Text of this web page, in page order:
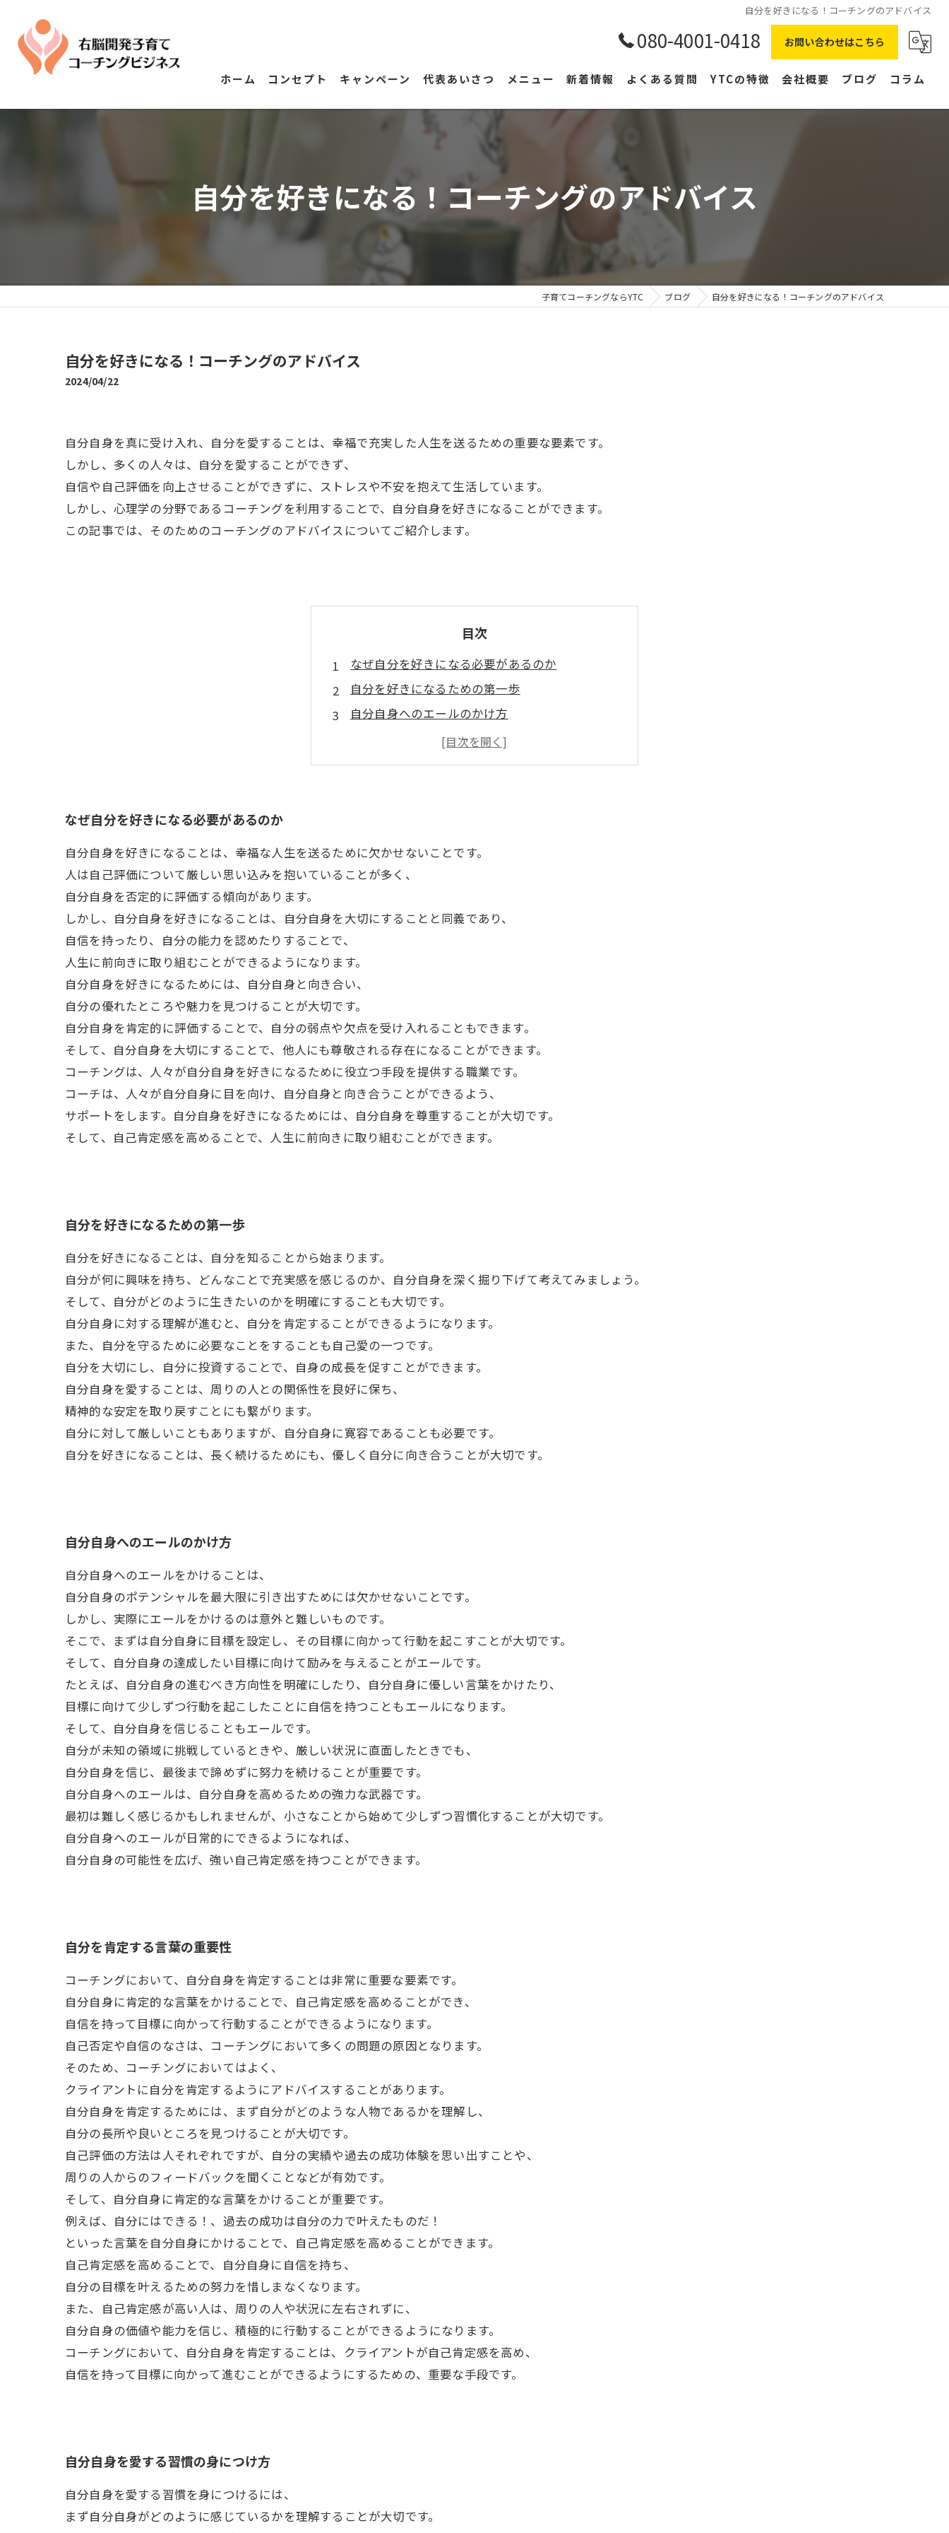
自分を好きになる！コーチングのアドバイス
080-4001-0418 お問い合わせはこちら
ホーム コンセプト キャンペーン 代表あいさつ メニュー 新着情報 よくある質問 YTCの特徴
副業
右脳
会社概要 ブログ コラム
自分を好きになる！コーチングのアドバイス
子育てコーチングならYTC ブログ 自分を好きになる！コーチングのアドバイス
自分を好きになる！コーチングのアドバイス
2024/04/22
自分自身を真に受け入れ、自分を愛することは、幸福で充実した人生を送るための重要な要素です。
しかし、多くの人々は、自分を愛することができず、
自信や自己評価を向上させることができずに、ストレスや不安を抱えて生活しています。
しかし、心理学の分野であるコーチングを利用することで、自分自身を好きになることができます。
この記事では、そのためのコーチングのアドバイスについてご紹介します。
目次
なぜ自分を好きになる必要があるのか
自分を好きになるための第一歩
自分自身へのエールのかけ方
自分を肯定する言葉の重要性
自分自身を愛する習慣の身につけ方
なぜ自分を好きになる必要があるのか
自分自身を好きになることは、幸福な人生を送るために欠かせないことです。
人は自己評価について厳しい思い込みを抱いていることが多く、
自分自身を否定的に評価する傾向があります。
しかし、自分自身を好きになることは、自分自身を大切にすることと同義であり、
自信を持ったり、自分の能力を認めたりすることで、
人生に前向きに取り組むことができるようになります。
自分自身を好きになるためには、自分自身と向き合い、
自分の優れたところや魅力を見つけることが大切です。
自分自身を肯定的に評価することで、自分の弱点や欠点を受け入れることもできます。
そして、自分自身を大切にすることで、他人にも尊敬される存在になることができます。
コーチングは、人々が自分自身を好きになるために役立つ手段を提供する職業です。
コーチは、人々が自分自身に目を向け、自分自身と向き合うことができるよう、
サポートをします。自分自身を好きになるためには、自分自身を尊重することが大切です。
そして、自己肯定感を高めることで、人生に前向きに取り組むことができます。
自分を好きになるための第一歩
自分を好きになることは、自分を知ることから始まります。
自分が何に興味を持ち、どんなことで充実感を感じるのか、自分自身を深く掘り下げて考えてみましょう。
そして、自分がどのように生きたいのかを明確にすることも大切です。
自分自身に対する理解が進むと、自分を肯定することができるようになります。
また、自分を守るために必要なことをすることも自己愛の一つです。
自分を大切にし、自分に投資することで、自身の成長を促すことができます。
自分自身を愛することは、周りの人との関係性を良好に保ち、
精神的な安定を取り戻すことにも繋がります。
自分に対して厳しいこともありますが、自分自身に寛容であることも必要です。
自分を好きになることは、長く続けるためにも、優しく自分に向き合うことが大切です。
自分自身へのエールのかけ方
自分自身へのエールをかけることは、
自分自身のポテンシャルを最大限に引き出すためには欠かせないことです。
しかし、実際にエールをかけるのは意外と難しいものです。
そこで、まずは自分自身に目標を設定し、その目標に向かって行動を起こすことが大切です。
そして、自分自身の達成したい目標に向けて励みを与えることがエールです。
たとえば、自分自身の進むべき方向性を明確にしたり、自分自身に優しい言葉をかけたり、
目標に向けて少しずつ行動を起こしたことに自信を持つこともエールになります。
そして、自分自身を信じることもエールです。
自分が未知の領域に挑戦しているときや、厳しい状況に直面したときでも、
自分自身を信じ、最後まで諦めずに努力を続けることが重要です。
自分自身へのエールは、自分自身を高めるための強力な武器です。
最初は難しく感じるかもしれませんが、小さなことから始めて少しずつ習慣化することが大切です。
自分自身へのエールが日常的にできるようになれば、
自分自身の可能性を広げ、強い自己肯定感を持つことができます。
自分を肯定する言葉の重要性
コーチングにおいて、自分自身を肯定することは非常に重要な要素です。
自分自身に肯定的な言葉をかけることで、自己肯定感を高めることができ、
自信を持って目標に向かって行動することができるようになります。
自己否定や自信のなさは、コーチングにおいて多くの問題の原因となります。
そのため、コーチングにおいてはよく、
クライアントに自分を肯定するようにアドバイスすることがあります。
自分自身を肯定するためには、まず自分がどのような人物であるかを理解し、
自分の長所や良いところを見つけることが大切です。
自己評価の方法は人それぞれですが、自分の実績や過去の成功体験を思い出すことや、
周りの人からのフィードバックを聞くことなどが有効です。
そして、自分自身に肯定的な言葉をかけることが重要です。
例えば、自分にはできる！、過去の成功は自分の力で叶えたものだ！
といった言葉を自分自身にかけることで、自己肯定感を高めることができます。
自己肯定感を高めることで、自分自身に自信を持ち、
自分の目標を叶えるための努力を惜しまなくなります。
また、自己肯定感が高い人は、周りの人や状況に左右されずに、
自分自身の価値や能力を信じ、積極的に行動することができるようになります。
コーチングにおいて、自分自身を肯定することは、クライアントが自己肯定感を高め、
自信を持って目標に向かって進むことができるようにするための、重要な手段です。
自分自身を愛する習慣の身につけ方
自分自身を愛する習慣を身につけるには、
まず自分自身がどのように感じているかを理解することが大切です。